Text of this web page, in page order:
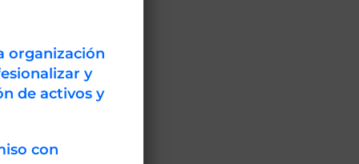
organización
y
de activos y
con